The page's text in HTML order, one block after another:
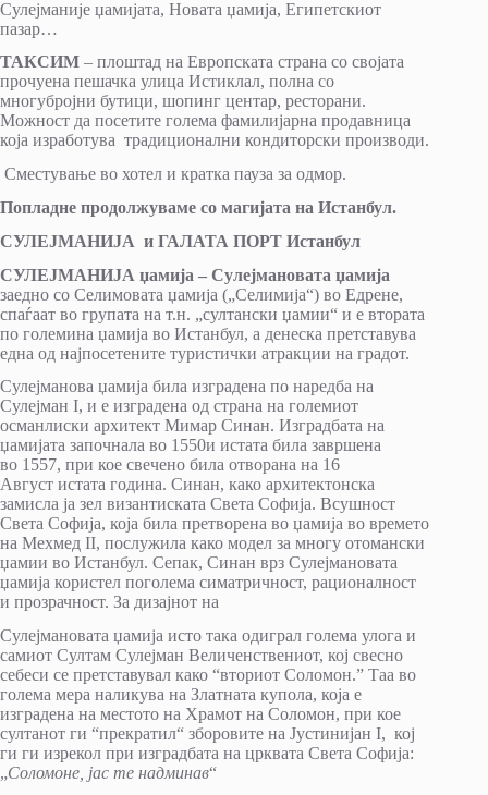
Сулејманије џамијата, Новата џамија, Египетскиот
пазар…
ТАКСИМ – плоштад на Европската страна со својата
прочуена пешачка улица Истиклал, полна со
многубројни бутици, шопинг центар, ресторани.
Можност да посетите голема фамилијарна продавница
која изработува традиционални кондиторски производи.
Сместување во хотел и кратка пауза за одмор.
Попладне продолжуваме со магијата на Истанбул.
СУЛЕЈМАНИЈА и ГАЛАТА ПОРТ Истанбул
СУЛЕЈМАНИЈА џамија – Сулејмановата џамија
заедно со Селимовата џамија („Селимија“) во Едрене,
спаѓаат во групата на т.н. „султански џамии“ и е втората
по големина џамија во Истанбул, а денеска претставува
една од најпосетените туристички атракции на градот.
Сулејманова џамија била изградена по наредба на
Сулејман I, и е изградена од страна на големиот
османлиски архитект Мимар Синан. Изградбата на
џамијата започнала во 1550и истата била завршена
во 1557, при кое свечено била отворана на 16
Август истата година. Синан, како архитектонска
замисла ја зел византиската Света Софија. Всушност
Света Софија, која била претворена во џамија во времето
на Мехмед II, послужила како модел за многу отомански
џамии во Истанбул. Сепак, Синан врз Сулејмановата
џамија користел поголема симатричност, рационалност
и прозрачност. За дизајнот на
Сулејмановата џамија исто така одиграл голема улога и
самиот Султам Сулејман Величенствениот, кој свесно
себеси се претставувал како “вториот Соломон.” Таа во
голема мера наликува на Златната купола, која е
изградена на местото на Храмот на Соломон, при кое
султанот ги “прекратил“ зборовите на Јустинијан I, кој
ги ги изрекол при изградбата на црквата Света Софија:
„Соломоне, јас те надминав“